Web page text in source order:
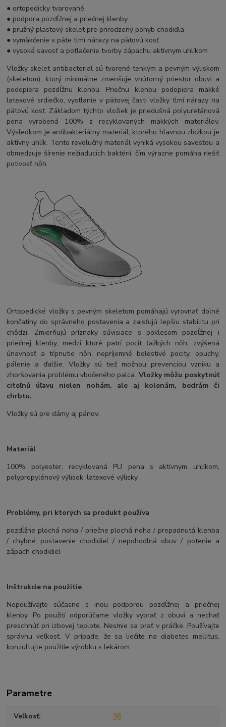
● ortopedicky tvarované
● podpora pozdĺžnej a priečnej klenby
● pružný plastový skelet pre prirodzený pohyb chodidla
● vymäkčenie v päte tlmí nárazy na pätovú kosť
● vysoká savosť a potlačenie tvorby zápachu aktívnym uhlíkom
Vložky skelet antibacterial sú tvorené tenkým a pevným výliskom
(skeletom), ktorý minimálne zmenšuje vnútorný priestor obuvi a
podopiera pozdĺžnu klenbu. Priečnu klenbu podopiera mäkké
latexové srdiečko, vystlanie v pätovej časti vložky tlmí nárazy na
pätovú kosť. Základom týchto vložiek je priedušná polyuretánová
pena vyrobená 100% z recyklovaných mäkkých materiálov.
Výsledkom je antibakteriálny materiál, ktorého hlavnou zložkou je
aktívny uhlík. Tento revolučný materiál vyniká vysokou savosťou a
obmedzuje šírenie nežiaducich baktérií, čím výrazne pomáha riešiť
potivosť nôh.
Ortopedické vložky s pevným skeletom pomáhajú vyrovnať dolné
končatiny do správneho postavenia a zaisťujú lepšiu stabilitu pri
chôdzi. Zmierňujú príznaky súvisiace s poklesom pozdĺžnej i
priečnej klenby, medzi ktoré patrí pocit ťažkých nôh, zvýšená
únavnosť a tŕpnutie nôh, nepríjemné bolestivé pocity, opuchy,
pálenie a ďalšie. Vložky sú tiež možnou prevenciou vzniku a
zhoršovania problému vbočeného palca. Vložky môžu poskytnúť
citeľnú úľavu nielen nohám, ale aj kolenám, bedrám či
chrbtu.
Vložky sú pre dámy aj pánov.
Materiál
100% polyester, recyklovaná PU pena s aktívnym uhlíkom,
polypropylénový výlisok, latexové výlisky
Problémy, pri ktorých sa produkt používa
pozdĺžne plochá noha / priečne plochá noha / prepadnutá klenba
/ chybné postavenie chodidiel / nepohodlná obuv / potenie a
zápach chodidiel
Inštrukcie na použitie
Nepoužívajte súčasne s inou podporou pozdĺžnej a priečnej
klenby. Po použití odporúčame vložky vybrať z obuvi a nechať
preschnúť pri izbovej teplote. Nesmie sa prať v práčke. Používajte
správnu veľkosť. V prípade, že sa liečite na diabetes mellitus,
konzultujte použitie výrobku s lekárom.
Parametre
Veľkosť 36